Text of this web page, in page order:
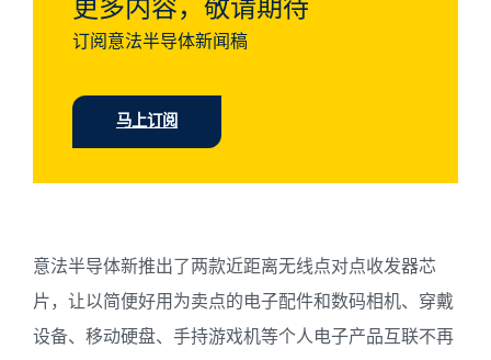
更多内容，敬请期待
订阅意法半导体新闻稿
马上订阅
意法半导体新推出了两款近距离无线点对点收发器芯
片，让以简便好用为卖点的电子配件和数码相机、穿戴
设备、移动硬盘、手持游戏机等个人电子产品互联不再